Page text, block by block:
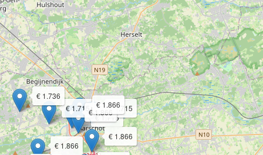
€ 1.715
€ 1.715 € 1.715
€ 1.736
€ 1.866
€ 1.866
€ 1.866
€ 1.866